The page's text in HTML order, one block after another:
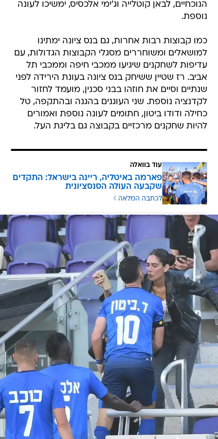
הנוכחיים, לבאן קוטלייה וג'ימי אלכסיס, ימשיכו לעונה
נוספת.
כמו קבוצות רבות אחרות, גם בנס ציונה ימתינו
למושאלים ומשוחררים מסגלי הקבוצות הגדולות, עם
עדיפות לשחקנים שיגיעו ממכבי חיפה וממכבי תל
אביב. רז שטיין ששיחק בנס ציונה בעונת הירידה לפני
שנתיים וסיים את חוזהו בבני סכנין, מועמד לחזור
לקדנציה נוספת. שני העוגנים בהגנה ובהתקפה, טל
כחילה ודודו ביטון, חתומים לעונה נוספת ואמורים
להיות שחקנים מרכזיים בקבוצה גם בליגת העל.
עוד בוואלה
פארמה באיטליה, ריינה בישראל: התקדים
שקבעה העולה הסנסציונית
לכתבה המלאה